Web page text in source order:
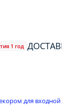
1 год
для